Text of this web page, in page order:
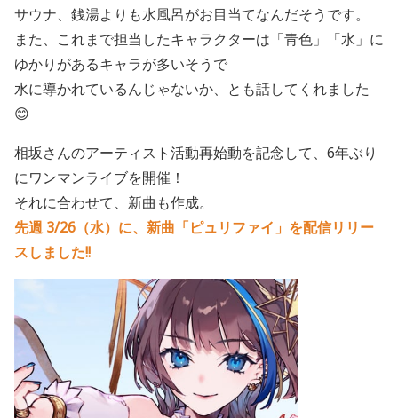
サウナ、銭湯よりも水風呂がお目当てなんだそうです。
また、これまで担当したキャラクターは「青色」「水」に
ゆかりがあるキャラが多いそうで
水に導かれているんじゃないか、とも話してくれました
😊
相坂さんのアーティスト活動再始動を記念して、6年ぶり
にワンマンライブを開催！
それに合わせて、新曲も作成。
先週 3/26（水）に、新曲「ピュリファイ」を配信リリー
スしました!!